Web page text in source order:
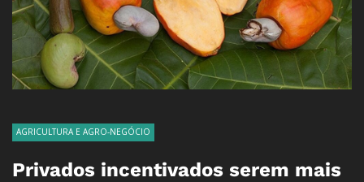
AGRICULTURA E AGRO-NEGÓCIO
Privados incentivados serem mais